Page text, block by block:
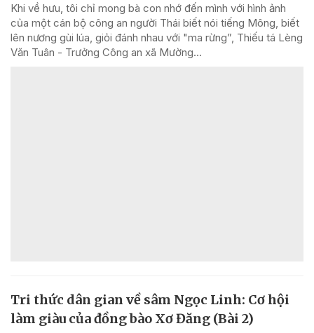
Khi về hưu, tôi chỉ mong bà con nhớ đến mình với hình ảnh
của một cán bộ công an người Thái biết nói tiếng Mông, biết
lên nương gùi lúa, giỏi đánh nhau với "ma rừng”, Thiếu tá Lèng
Văn Tuân - Trưởng Công an xã Mường...
Tri thức dân gian về sâm Ngọc Linh: Cơ hội
làm giàu của đồng bào Xơ Đăng (Bài 2)